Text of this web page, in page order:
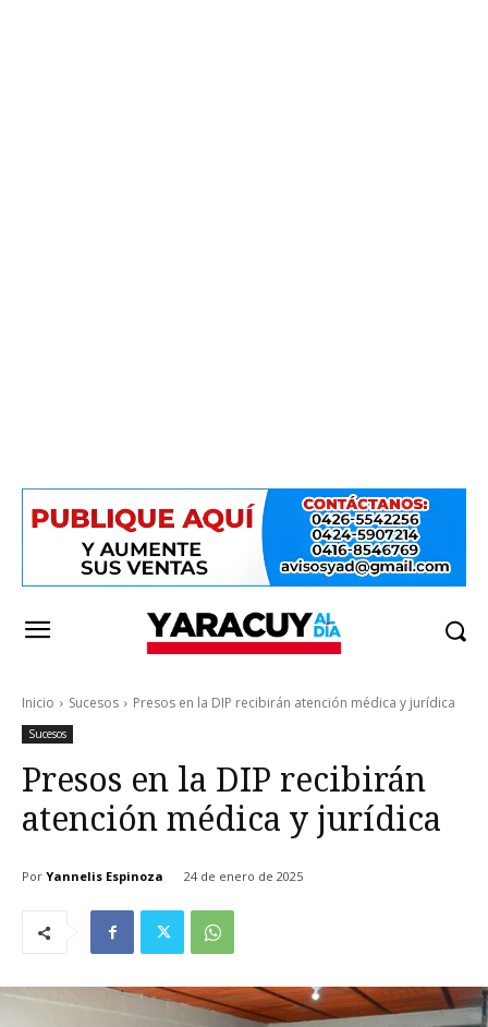
Inicio Sucesos Presos en la DIP recibirán atención médica y jurídica
Sucesos
Presos en la DIP recibirán
atención médica y jurídica
Por Yannelis Espinoza 24 de enero de 2025